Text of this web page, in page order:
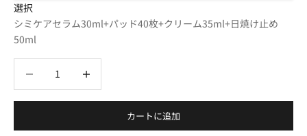
選択
シミケアセラム30ml+パッド40枚+クリーム35ml+日焼け止め
50ml
カートに追加